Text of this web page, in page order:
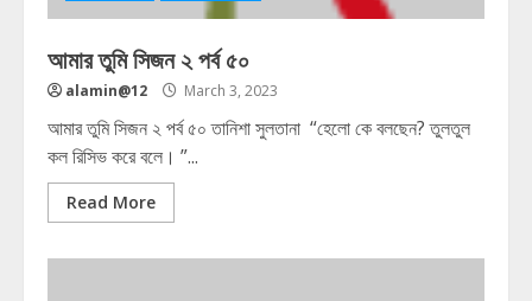
আমার তুমি সিজন ২ পর্ব ৫০
alamin@12 March 3, 2023
আমার তুমি সিজন ২ পর্ব ৫০ তানিশা সুলতানা “হেলো কে বলছেন? তুলতুল
কল রিসিভ করে বলে। ”...
Read More